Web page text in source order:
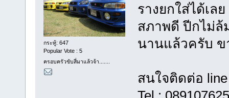
กระทู้: 647
Popular Vote : 5
ครอบครัวขับสี่มาแล้วจ้า.......
รางยกใส่ได้เลย
สภาพดี ปีกไม่ล้
นานแล้วครับ
สนใจติดต่อ line